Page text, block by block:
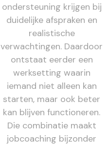
ondersteuning krijgen bij
duidelijke afspraken en
realistische
verwachtingen. Daardoor
ontstaat eerder een
werksetting waarin
iemand niet alleen kan
starten, maar ook beter
kan blijven functioneren.
Die combinatie maakt
jobcoaching bijzonder